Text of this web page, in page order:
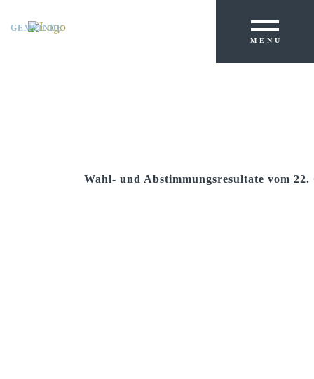
MENU
GEMEINDE
PRIMARSCHULE
Wahl- und Abstimmungsresultate vom 22.